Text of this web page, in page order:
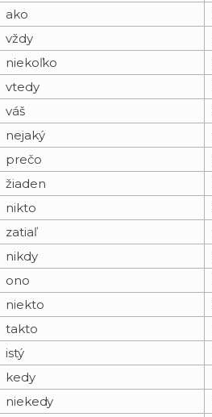
ako
vždy
niekoľko
vtedy
váš
nejaký
prečo
žiaden
nikto
zatiaľ
nikdy
ono
niekto
takto
istý
kedy
niekedy